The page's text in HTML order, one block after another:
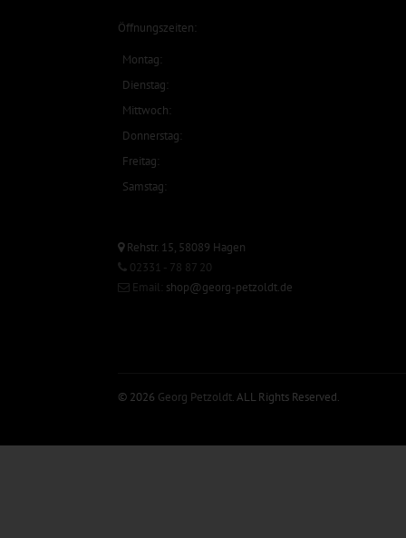
Öffnungszeiten:
Montag:
Dienstag:
Mittwoch:
Donnerstag:
Freitag:
Samstag:
Rehstr. 15, 58089 Hagen
02331 - 78 87 20
Email: shop@georg-petzoldt.de
© 2026 Georg Petzoldt. ALL Rights Reserved.